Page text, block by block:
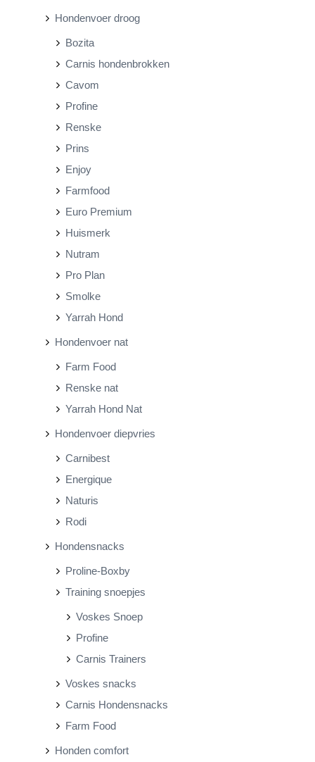
Hondenvoer droog
Bozita
Carnis hondenbrokken
Cavom
Profine
Renske
Prins
Enjoy
Farmfood
Euro Premium
Huismerk
Nutram
Pro Plan
Smolke
Yarrah Hond
Hondenvoer nat
Farm Food
Renske nat
Yarrah Hond Nat
Hondenvoer diepvries
Carnibest
Energique
Naturis
Rodi
Hondensnacks
Proline-Boxby
Training snoepjes
Voskes Snoep
Profine
Carnis Trainers
Voskes snacks
Carnis Hondensnacks
Farm Food
Honden comfort